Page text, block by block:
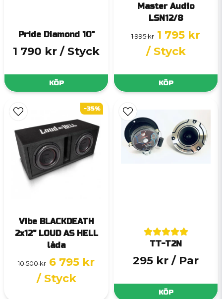
Pride Diamond 10"
1 790 kr / Styck
KÖP
Master Audio
LSN12/8
1 995 kr 1 795 kr
/ Styck
KÖP
Vibe BLACKDEATH
2x12" LOUD AS HELL
låda
10 500 kr 6 795 kr
/ Styck
-35%
TT-T2N
295 kr / Par
KÖP